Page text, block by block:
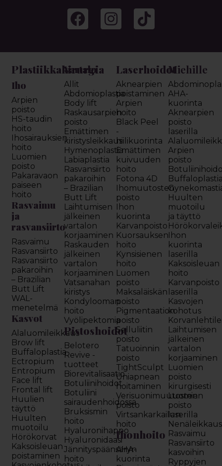
Plastiikkakirurgia
Iho
Arpien
poisto
HS-taudin
hoito
Ihosairauksien
hoito
Luomien
poisto
Pakaravaon
paiseen
hoito
Rasvaimu
ja
rasvansiirto
Rasvaimu
Rasvansiirto
Rasvansiirto
pakaroihin
– Brazilian
Butt Lift
WAL-
menetelmä
Kasvot
Alaluomileikkaus
Brow lift
Buffaloplastia
Ectropium
Entropium
Face lift
Frontal lift
Huulien
täyttö
Huulten
muotoilu
Hörökorvat
Kaksoisleuan
poistaminen
Vartalo
Allit
Abdomioplastia
Body lift
Raskausarpien
poisto
Emättimen
kiristysleikkaus
Hymenoplastia
Labiaplastia
Rasvansiirto
pakaroihin
– Brazilian
Butt Lift
Laihtumisen
jälkeinen
vartalon
korjaaminen
Raskauden
jälkeinen
vartalon
korjaaminen
Vatsanahan
kiristys
Kondylooman
hoito
Vyölipektomia
Pistoshoidot
Belotero
Revive -
tuotteet
Biorevitalisaatio
Botuliinihoidot
Botuliini
sairaudenhoidossa
Bruksismin
hoito
Hyaluronihappo
Hyaluronidaasi
Jännityspäänsäryn
hoito
Laserhoidot
Aknearpien
poistaminen
Arpien
hoito
Black Peel
-
hiilikuorinta
Emättimen
kuivuuden
hoito
Fotona 4D
Ihomuutosten
poisto
Ihon
kuorinta
Karvanpoisto
Kuorsauksen
hoito
Kynsisienen
hoito
Luomen
poisto
Maksaläiskän
poisto
Pigmentaation
poisto
Selluliitin
poisto
Tatuoinnin
poisto
TightSculpt
Uniapnean
hoitaminen
Verisuonimuutosten
poisto
Virtsankarkailun
hoito
Ihonhoito
AHA-
kuorinta
Miehille
AHA-
kuorinta
Aknearpien
poisto
laserilla
Arpien
poisto
Huulten
muotoilu
ja täyttö
Ihon
kuorinta
laserilla
Kaksoisleuan
hoito
Karvanpoisto
laserilla
Kasvojen
kohotus
Laihtumisen
jälkeinen
vartalon
korjaaminen
Luomien
poisto
kirurgisesti
Luomien
poisto
laserilla
Nenäleikkaus
Rasvaimu
Rasvansiirto
kasvoihin
Ryppyjen